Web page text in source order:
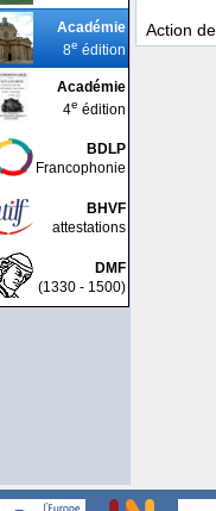
Académie
8e édition
Académie
4e édition
BDLP
Francophonie
BHVF
attestations
DMF
(1330 - 1500)
Action